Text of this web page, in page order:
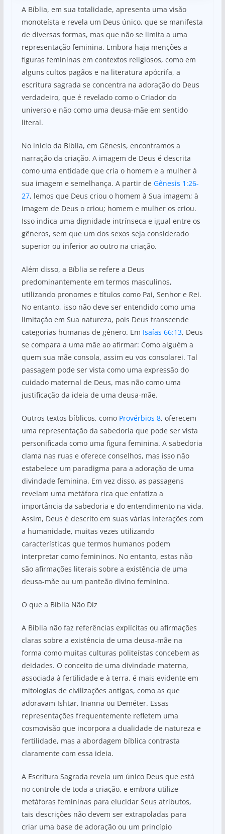
A Bíblia, em sua totalidade, apresenta uma visão
monoteísta e revela um Deus único, que se manifesta
de diversas formas, mas que não se limita a uma
representação feminina. Embora haja menções a
figuras femininas em contextos religiosos, como em
alguns cultos pagãos e na literatura apócrifa, a
escritura sagrada se concentra na adoração do Deus
verdadeiro, que é revelado como o Criador do
universo e não como uma deusa-mãe em sentido
literal.
No início da Bíblia, em Gênesis, encontramos a
narração da criação. A imagem de Deus é descrita
como uma entidade que cria o homem e a mulher à
sua imagem e semelhança. A partir de Gênesis 1:26-
27, lemos que Deus criou o homem à Sua imagem; à
imagem de Deus o criou; homem e mulher os criou.
Isso indica uma dignidade intrínseca e igual entre os
gêneros, sem que um dos sexos seja considerado
superior ou inferior ao outro na criação.
Além disso, a Bíblia se refere a Deus
predominantemente em termos masculinos,
utilizando pronomes e títulos como Pai, Senhor e Rei.
No entanto, isso não deve ser entendido como uma
limitação em Sua natureza, pois Deus transcende
categorias humanas de gênero. Em Isaías 66:13, Deus
se compara a uma mãe ao afirmar: Como alguém a
quem sua mãe consola, assim eu vos consolarei. Tal
passagem pode ser vista como uma expressão do
cuidado maternal de Deus, mas não como uma
justificação da ideia de uma deusa-mãe.
Outros textos bíblicos, como Provérbios 8, oferecem
uma representação da sabedoria que pode ser vista
personificada como uma figura feminina. A sabedoria
clama nas ruas e oferece conselhos, mas isso não
estabelece um paradigma para a adoração de uma
divindade feminina. Em vez disso, as passagens
revelam uma metáfora rica que enfatiza a
importância da sabedoria e do entendimento na vida.
Assim, Deus é descrito em suas várias interações com
a humanidade, muitas vezes utilizando
características que termos humanos podem
interpretar como femininos. No entanto, estas não
são afirmações literais sobre a existência de uma
deusa-mãe ou um panteão divino feminino.
O que a Bíblia Não Diz
A Bíblia não faz referências explícitas ou afirmações
claras sobre a existência de uma deusa-mãe na
forma como muitas culturas politeístas concebem as
deidades. O conceito de uma divindade materna,
associada à fertilidade e à terra, é mais evidente em
mitologias de civilizações antigas, como as que
adoravam Ishtar, Inanna ou Deméter. Essas
representações frequentemente refletem uma
cosmovisão que incorpora a dualidade de natureza e
fertilidade, mas a abordagem bíblica contrasta
claramente com essa ideia.
A Escritura Sagrada revela um único Deus que está
no controle de toda a criação, e embora utilize
metáforas femininas para elucidar Seus atributos,
tais descrições não devem ser extrapoladas para
criar uma base de adoração ou um princípio